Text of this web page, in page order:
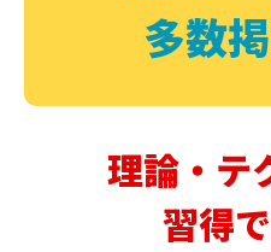
多数
理論・テ
習得